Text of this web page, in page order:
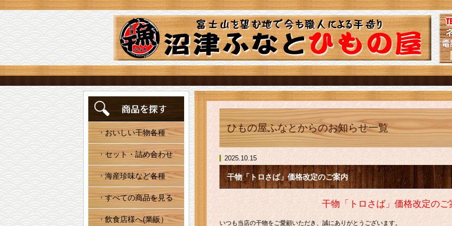
ひもの屋ふなとからのお知らせ一覧
2025.10.15
干物「トロさば」価格改定のご案内
干物「トロさば」価格改定のご
いつも当店の干物をご愛顧いただき、誠にありがとうございます。
おいしい干物各種
セット・詰め合わせ
海産珍味など各種
すべての商品を見る
飲食店様へ(業販）